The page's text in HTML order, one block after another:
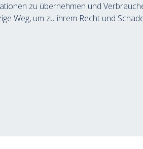
zu übernehmen und
Weg, um zu ihrem Recht und